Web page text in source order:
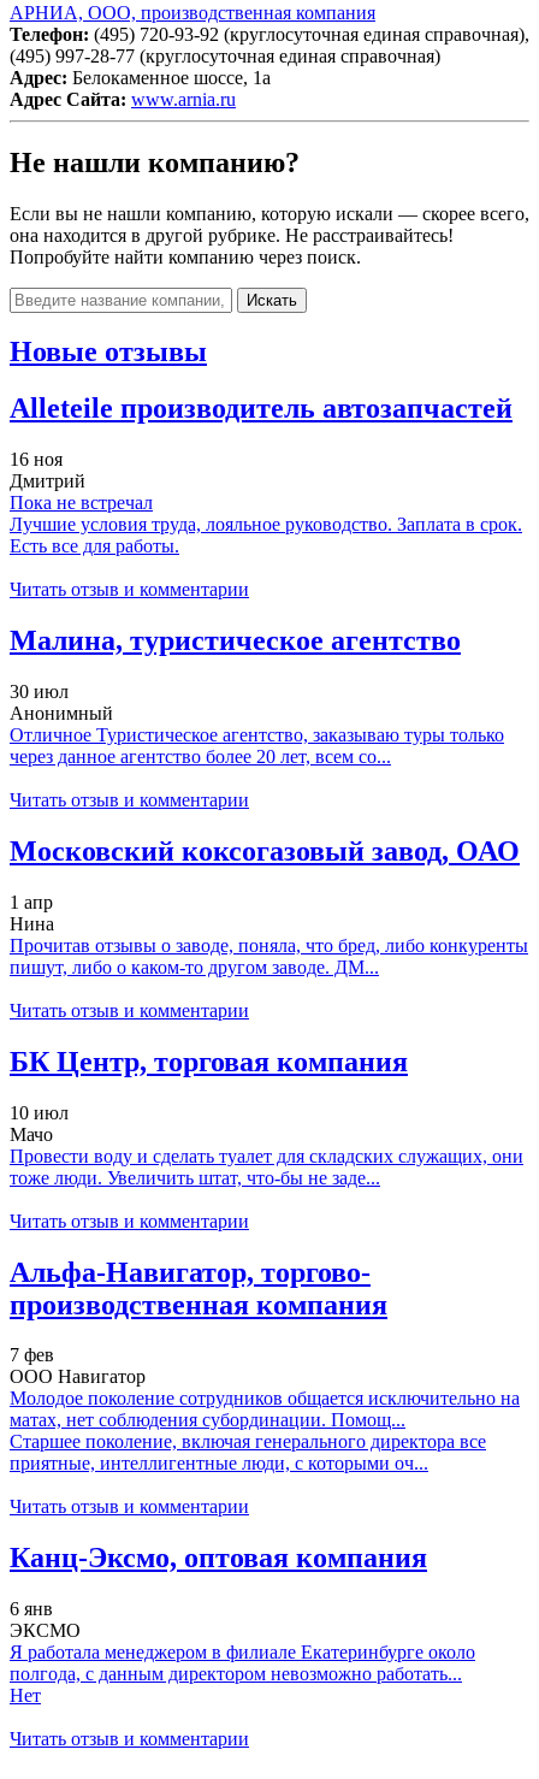
АРНИА, ООО, производственная компания
Телефон: (495) 720-93-92 (круглосуточная единая справочная),
(495) 997-28-77 (круглосуточная единая справочная)
Адрес: Белокаменное шоссе, 1а
Адрес Сайта: www.arnia.ru
Не нашли компанию?
Если вы не нашли компанию, которую искали — скорее всего,
она находится в другой рубрике. Не расстраивайтесь!
Попробуйте найти компанию через поиск.
Искать
Новые отзывы
Alleteile производитель автозапчастей
16 ноя
Дмитрий
Пока не встречал
Лучшие условия труда, лояльное руководство. Заплата в срок.
Есть все для работы.
Читать отзыв и комментарии
Малина, туристическое агентство
30 июл
Анонимный
Отличное Туристическое агентство, заказываю туры только
через данное агентство более 20 лет, всем со...
Читать отзыв и комментарии
Московский коксогазовый завод, ОАО
1 апр
Нина
Прочитав отзывы о заводе, поняла, что бред, либо конкуренты
пишут, либо о каком-то другом заводе. ДМ...
Читать отзыв и комментарии
БК Центр, торговая компания
10 июл
Мачо
Провести воду и сделать туалет для складских служащих, они
тоже люди. Увеличить штат, что-бы не заде...
Читать отзыв и комментарии
Альфа-Навигатор, торгово-
производственная компания
7 фев
ООО Навигатор
Молодое поколение сотрудников общается исключительно на
матах, нет соблюдения субординации. Помощ...
Старшее поколение, включая генерального директора все
приятные, интеллигентные люди, с которыми оч...
Читать отзыв и комментарии
Канц-Эксмо, оптовая компания
6 янв
ЭКСМО
Я работала менеджером в филиале Екатеринбурге около
полгода, с данным директором невозможно работать...
Нет
Читать отзыв и комментарии